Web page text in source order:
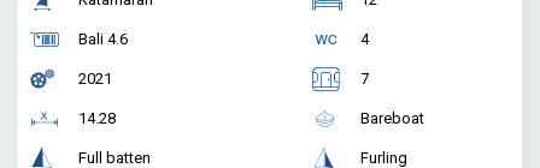
Bali 4.6
2021
14.28
Full batten
4
7
Bareboat
Furling